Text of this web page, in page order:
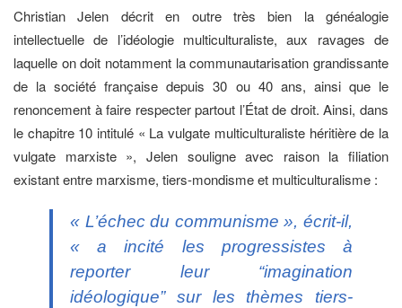
Christian Jelen décrit en outre très bien la généalogie
intellectuelle de l’idéologie multiculturaliste, aux ravages de
laquelle on doit notamment la communautarisation grandissante
de la société française depuis 30 ou 40 ans, ainsi que le
renoncement à faire respecter partout l’État de droit. Ainsi, dans
le chapitre 10 intitulé « La vulgate multiculturaliste héritière de la
vulgate marxiste », Jelen souligne avec raison la filiation
existant entre marxisme, tiers-mondisme et multiculturalisme :
« L’échec du communisme », écrit-il,
« a incité les progressistes à
reporter leur “imagination
idéologique” sur les thèmes tiers-